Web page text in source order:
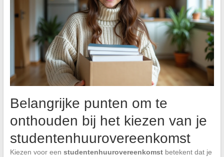
Belangrijke punten om te
onthouden bij het kiezen van je
studentenhuurovereenkomst
Kiezen voor een studentenhuurovereenkomstbetekent dat je